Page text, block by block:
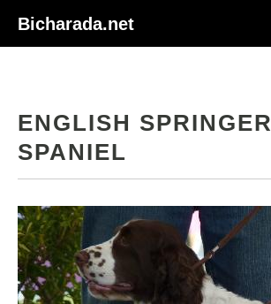
Bicharada.net
ENGLISH SPRINGER
SPANIEL